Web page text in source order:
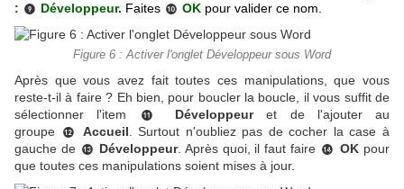
: ❾ Développeur. Faites ❿ OK pour valider ce nom.
Figure 6 : Activer l'onglet Développeur sous Word
Après que vous avez fait toutes ces manipulations, que vous
reste-t-il à faire ? Eh bien, pour boucler la boucle, il vous suffit de
sélectionner l'item
⓫ Développeuret de l'ajouter au
groupe
⓬ Accueil . Surtout n'oubliez pas de cocher la case à
gauche de ⓭ Développeur. Après quoi, il faut faire ⓮ OK pour
que toutes ces manipulations soient mises à jour.